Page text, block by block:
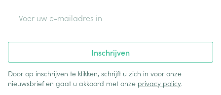
Inschrijven
Door op inschrijven te klikken, schrijft u zich in voor onze
nieuwsbrief en gaat u akkoord met onze privacy policy.